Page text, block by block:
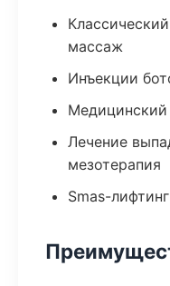
массаж
Инъекции
Лечение
мезотерапия
Smas-